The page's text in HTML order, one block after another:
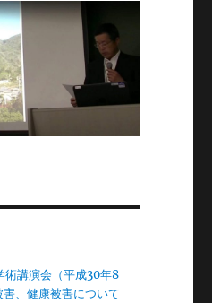
術講演会（平成30年8
、健康被害について